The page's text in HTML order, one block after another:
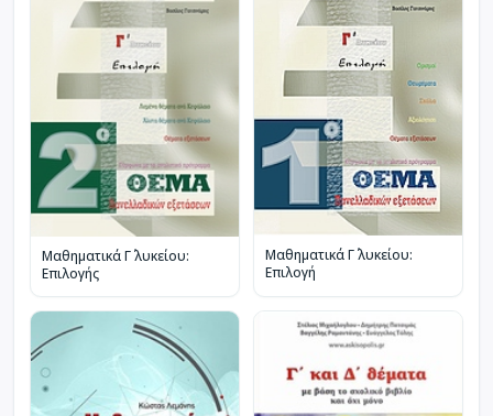
Μαθηματικά Γ΄ λυκείου:
Επιλογής
Μαθηματικά Γ΄ λυκείου:
Επιλογή